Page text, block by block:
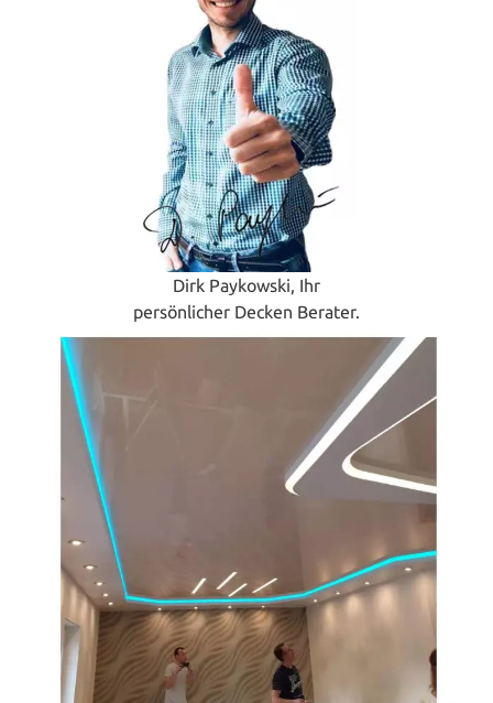
Dirk Paykowski, Ihr
persönlicher Decken Berater.